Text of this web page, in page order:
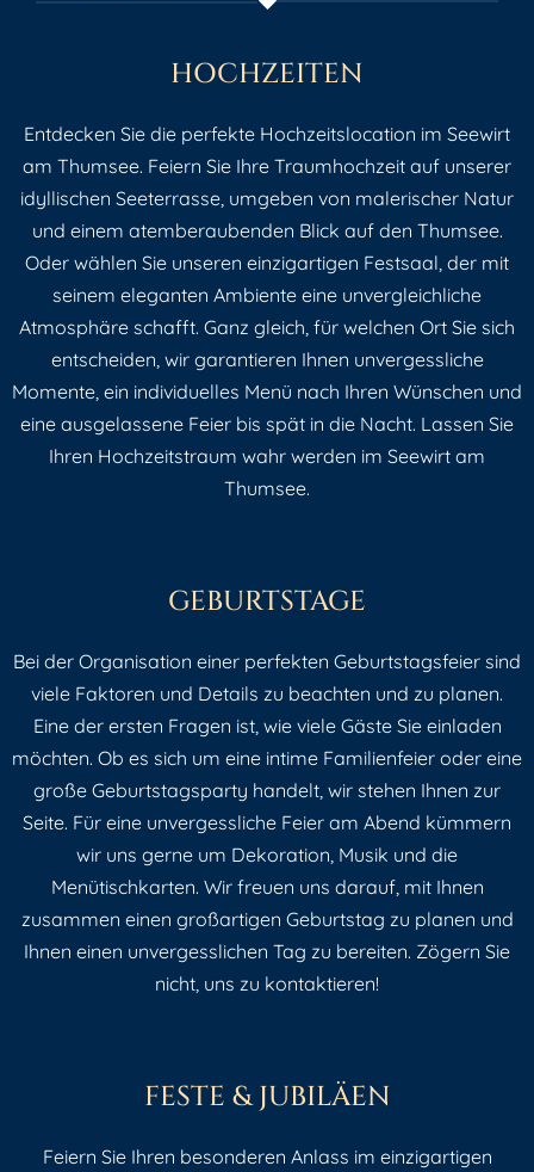
HOCHZEITEN
Entdecken Sie die perfekte Hochzeitslocation im Seewirt
am Thumsee. Feiern Sie Ihre Traumhochzeit auf unserer
idyllischen Seeterrasse, umgeben von malerischer Natur
und einem atemberaubenden Blick auf den Thumsee.
Oder wählen Sie unseren einzigartigen Festsaal, der mit
seinem eleganten Ambiente eine unvergleichliche
Atmosphäre schafft. Ganz gleich, für welchen Ort Sie sich
entscheiden, wir garantieren Ihnen unvergessliche
Momente, ein individuelles Menü nach Ihren Wünschen und
eine ausgelassene Feier bis spät in die Nacht. Lassen Sie
Ihren Hochzeitstraum wahr werden im Seewirt am
Thumsee.
GEBURTSTAGE
Bei der Organisation einer perfekten Geburtstagsfeier sind
viele Faktoren und Details zu beachten und zu planen.
Eine der ersten Fragen ist, wie viele Gäste Sie einladen
möchten. Ob es sich um eine intime Familienfeier oder eine
große Geburtstagsparty handelt, wir stehen Ihnen zur
Seite. Für eine unvergessliche Feier am Abend kümmern
wir uns gerne um Dekoration, Musik und die
Menütischkarten. Wir freuen uns darauf, mit Ihnen
zusammen einen großartigen Geburtstag zu planen und
Ihnen einen unvergesslichen Tag zu bereiten. Zögern Sie
nicht, uns zu kontaktieren!
FESTE & JUBILÄEN
Feiern Sie Ihren besonderen Anlass im einzigartigen